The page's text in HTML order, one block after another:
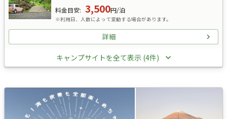
料金目安: 3,500円/泊
※利用日、人数によって変動する場合があります。
詳細
キャンプサイトを全て表示 (4件)